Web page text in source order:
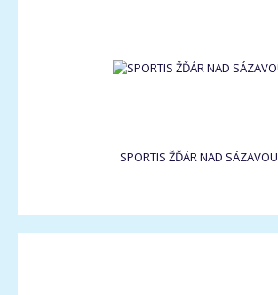
SPORTIS ŽĎÁR NAD SÁZAVOU